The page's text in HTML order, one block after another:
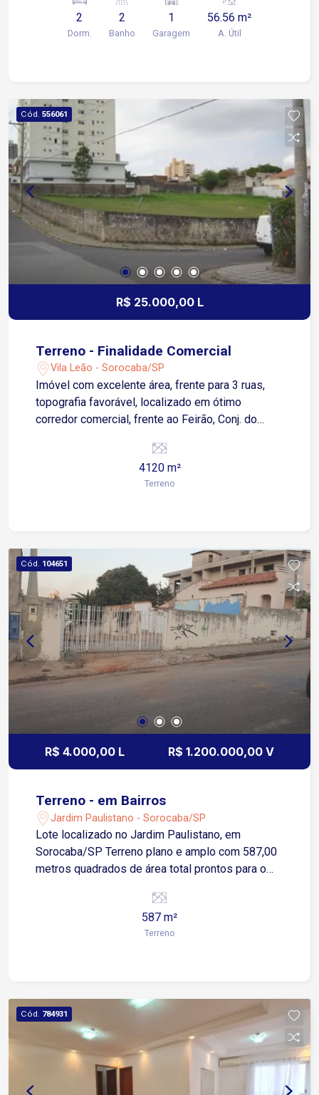
da cidade de Sorocaba. 2 dormitórios 2 banheiros
Sala Cozinha equipada com ármarios Cooktop e
de 2 minutos da Avenida Barão de Tatuí, uma das
principais vias da região, facilitando o
deslocamento para diversos pontos da cidade. O
condomínio é de alto padrão e conta com portaria
com controle de acesso, academia, salão de
festas, spa, terraço zen e rooftop com vista
aérea. Agende já sua visita!
2
Dorm.
2
Banho
1
Garagem
56.56 m²
A. Útil
Cód. 556061
R$ 25.000,00 L
Terreno - Finalidade Comercial
Vila Leão - Sorocaba/SP
Imóvel com excelente área, frente para 3 ruas,
topografia favorável, localizado em ótimo
corredor comercial, frente ao Feirão, Conj. do
Eleitoral e bairros nobres da cidade. Ideal para
Beach Tennis, instalação de armazém de material
básico de construção e muito mais.
4120 m²
Terreno
Cód. 104651
R$ 4.000,00 L R$ 1.200.000,00 V
Terreno - em Bairros
Jardim Paulistano - Sorocaba/SP
Lote localizado no Jardim Paulistano, em
Sorocaba/SP Terreno plano e amplo com 587,00
metros quadrados de área total prontos para o
diversidades de restaurantes, escolas,
comércios, próximo ao shopping ciane. O terreno
fica a meia quadra do Colégio Salesiano e da Av.
587 m²
Terreno
Cód. 784931